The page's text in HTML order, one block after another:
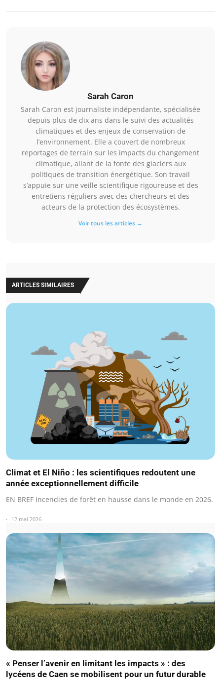
Sarah Caron
Sarah Caron est journaliste indépendante, spécialisée
depuis plus de dix ans dans le suivi des actualités
climatiques et des enjeux de conservation de
l’environnement. Elle a couvert de nombreux
reportages de terrain sur les impacts du changement
climatique, allant de la fonte des glaciers aux
politiques de transition énergétique. Son travail
s’appuie sur une veille scientifique rigoureuse et des
entretiens réguliers avec des chercheurs et des
acteurs de la protection des écosystèmes.
Voir tous les articles →
ARTICLES SIMILAIRES
Climat et El Niño : les scientifiques redoutent une
année exceptionnellement difficile
EN BREF Incendies de forêt en hausse dans le monde en 2026.
12 mai 2026
« Penser l’avenir en limitant les impacts » : des
lycéens de Caen se mobilisent pour un futur durable